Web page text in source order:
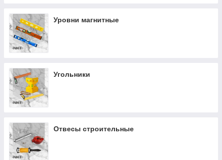
Уровни магнитные
Угольники
Отвесы строительные